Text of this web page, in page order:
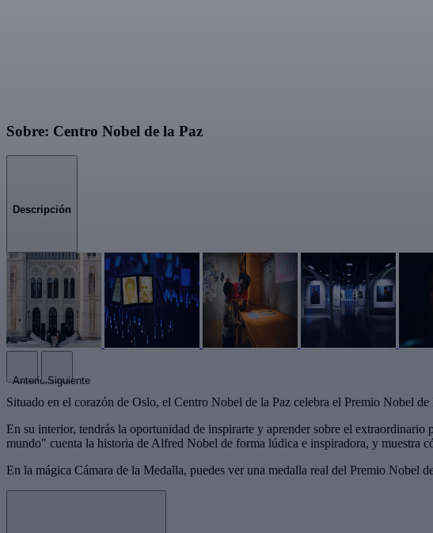
Sobre: Centro Nobel de la Paz
Descripción
AnteriorSiguiente
Situado en el corazón de Oslo, el Centro Nobel de la Paz celebra el Premio Nobel de
En su interior, tendrás la oportunidad de inspirarte y aprender sobre el
mundo" cuenta la historia de Alfred Nobel de forma lúdica e inspiradora, y muestra
En la mágica Cámara de la Medalla, puedes ver una medalla real del Premio Nobel